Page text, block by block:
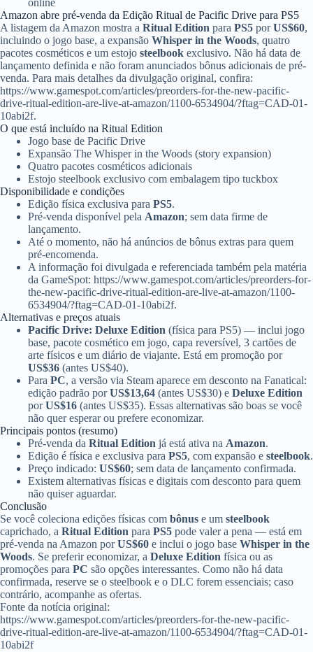
online
Amazon abre pré-venda da Edição Ritual de Pacific Drive para PS5
A listagem da Amazon mostra a Ritual Edition para PS5 porUS$60,
incluindo o jogo base, a expansão Whisper in the Woods, quatro
pacotes cosméticos e um estojo steelbook exclusivo. Não há data de
lançamento definida e não foram anunciados bônus adicionais de pré-
venda. Para mais detalhes da divulgação original, confira:
https://www.gamespot.com/articles/preorders-for-the-new-pacific-
drive-ritual-edition-are-live-at-amazon/1100-6534904/?ftag=CAD-01-
10abi2f.
O que está incluído na Ritual Edition
Jogo base de Pacific Drive
Expansão The Whisper in the Woods (story expansion)
Quatro pacotes cosméticos adicionais
Estojo steelbook exclusivo com embalagem tipo tuckbox
Disponibilidade e condições
Edição física exclusiva para PS5.
Pré-venda disponível pela Amazon; sem data firme de
lançamento.
Até o momento, não há anúncios de bônus extras para quem
pré-encomenda.
A informação foi divulgada e referenciada também pela matéria
da GameSpot: https://www.gamespot.com/articles/preorders-for-
the-new-pacific-drive-ritual-edition-are-live-at-amazon/1100-
6534904/?ftag=CAD-01-10abi2f.
Alternativas e preços atuais
Pacific Drive: Deluxe Edition (física para PS5) — inclui jogo
base, pacote cosmético em jogo, capa reversível, 3 cartões de
arte físicos e um diário de viajante. Está em promoção por
US$36 (antes US$40).
Para PC, a versão via Steam aparece em desconto na Fanatical:
edição padrão porUS$13,64 (antes US$30) e Deluxe Edition
porUS$16 (antes US$35). Essas alternativas são boas se você
não quer esperar ou prefere economizar.
Principais pontos (resumo)
Pré-venda da Ritual Edition já está ativa na Amazon.
Edição é física e exclusiva para PS5, com expansão e steelbook.
Preço indicado: US$60; sem data de lançamento confirmada.
Existem alternativas físicas e digitais com desconto para quem
não quiser aguardar.
Conclusão
Se você coleciona edições físicas com bônus e um steelbook
caprichado, a Ritual Edition para PS5 pode valer a pena — está em
pré-venda na Amazon porUS$60 e inclui o jogo base Whisper in the
Woods. Se preferir economizar, a Deluxe Edition física ou as
promoções para PC são opções interessantes. Como não há data
confirmada, reserve se o steelbook e o DLC forem essenciais; caso
contrário, acompanhe as ofertas.
Fonte da notícia original:
https://www.gamespot.com/articles/preorders-for-the-new-pacific-
drive-ritual-edition-are-live-at-amazon/1100-6534904/?ftag=CAD-01-
10abi2f